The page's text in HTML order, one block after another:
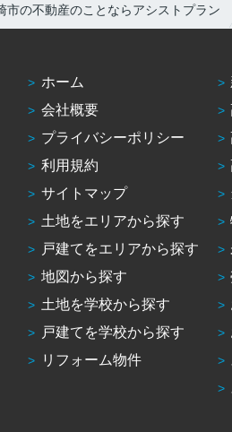
市の不動産のことならアシストプラン
ホーム
会社概要
プライバシーポリシー
利用規約
サイトマップ
土地をエリアから探す
戸建てをエリアから探す
地図から探す
土地を学校から探す
戸建てを学校から探す
リフォーム物件